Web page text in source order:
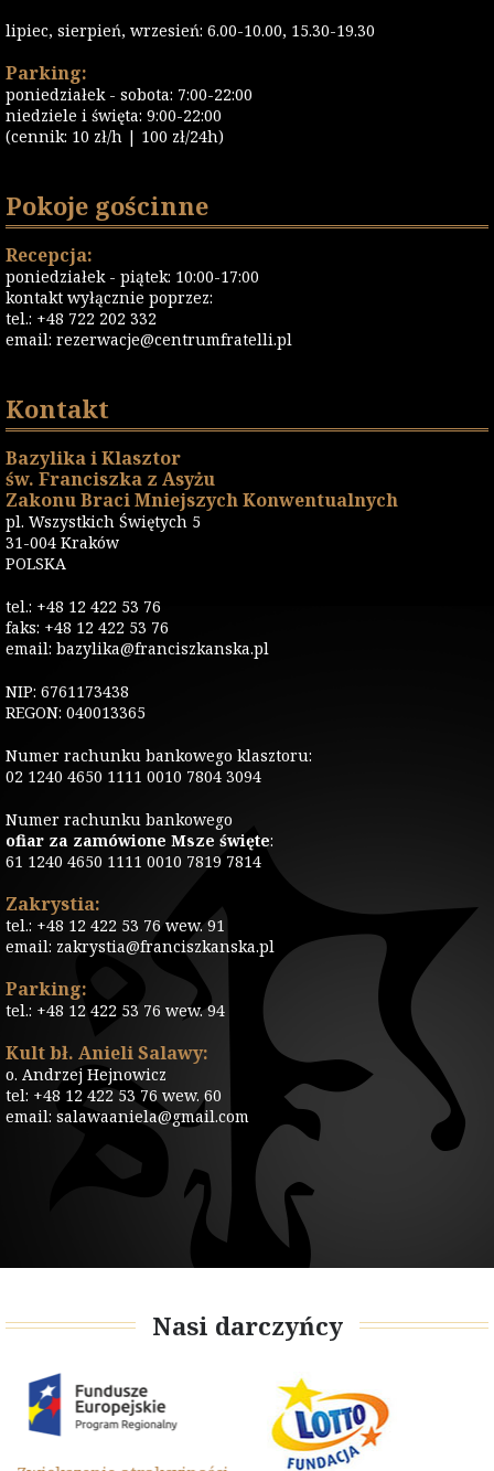
lipiec, sierpień, wrzesień: 6.00-10.00, 15.30-19.30
Parking:
poniedziałek - sobota: 7:00-22:00
niedziele i święta: 9:00-22:00
(cennik: 10 zł/h | 100 zł/24h)
Pokoje gościnne
Recepcja:
poniedziałek - piątek: 10:00-17:00
kontakt wyłącznie poprzez:
tel.: +48 722 202 332
email: rezerwacje@centrumfratelli.pl
Kontakt
Bazylika i Klasztor
św. Franciszka z Asyżu
Zakonu Braci Mniejszych Konwentualnych
pl. Wszystkich Świętych 5
31-004 Kraków
POLSKA
tel.: +48 12 422 53 76
faks: +48 12 422 53 76
email: bazylika@franciszkanska.pl
NIP: 6761173438
REGON: 040013365
Numer rachunku bankowego klasztoru:
02 1240 4650 1111 0010 7804 3094
Numer rachunku bankowego
ofiar za zamówione Msze święte:
61 1240 4650 1111 0010 7819 7814
Zakrystia:
tel.: +48 12 422 53 76 wew. 91
email: zakrystia@franciszkanska.pl
Parking:
tel.: +48 12 422 53 76 wew. 94
Kult bł. Anieli Salawy:
o. Andrzej Hejnowicz
tel: +48 12 422 53 76 wew. 60
email: salawaaniela@gmail.com
Nasi darczyńcy